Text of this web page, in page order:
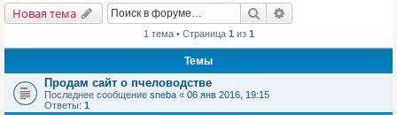
Новая тема Поиск
1 тема • Страница 1 из 1
Темы
Продам сайт о пчеловодстве
Последнее сообщение sneba « 06 янв 2016, 19:15
Ответы: 1